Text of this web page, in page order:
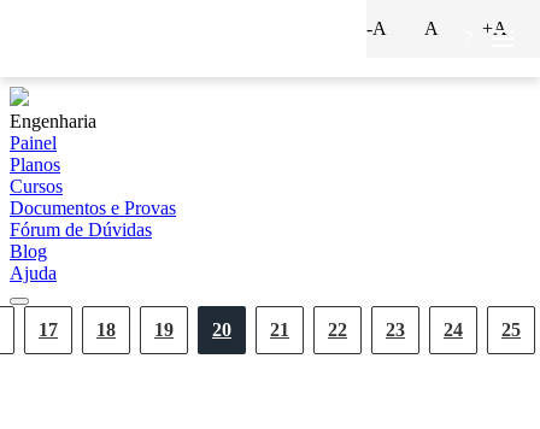
Engenharia
Painel
Planos
Cursos
Documentos e Provas
Fórum de Dúvidas
Blog
Ajuda
17 18 19 20 21 22 23 24 25
-A A +A